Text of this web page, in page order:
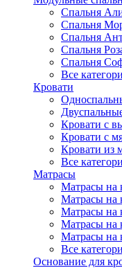
Спальня
Спальня
Спальня
Спальня
Спальня
Все
Кровати
Кровати с
Кровати с
Кровати из
Все
Матрасы
Матрасы на
Матрасы на
Матрасы на
Матрасы на
Матрасы на
Все
Основание для